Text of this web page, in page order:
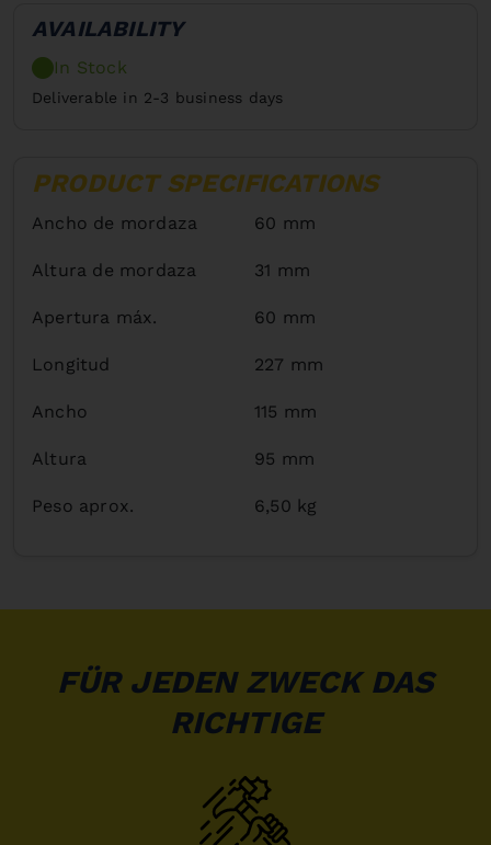
AVAILABILITY
In Stock
Deliverable in 2-3 business days
PRODUCT SPECIFICATIONS
Ancho de mordaza 60 mm
Altura de mordaza 31 mm
Apertura máx. 60 mm
Longitud 227 mm
Ancho 115 mm
Altura 95 mm
Peso aprox. 6,50 kg
FÜR JEDEN ZWECK DAS
RICHTIGE